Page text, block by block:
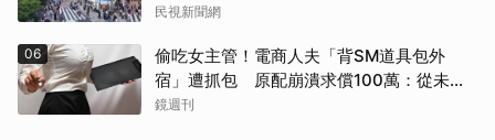
民視新聞網
06
偷吃女主管！電商人夫「背SM道具包外
宿」遭抓包 原配崩潰求償100萬：從未用
過此類
鏡週刊